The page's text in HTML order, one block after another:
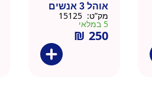
אוהל 3 אנשים
מק”ט:
5 במלאי
₪ 250